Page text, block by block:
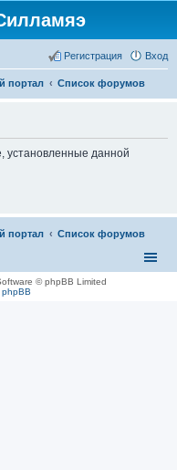
Вход
Регистрация
портал Список форумов
установленные данной
портал Список форумов
© phpBB Limited
phpBB